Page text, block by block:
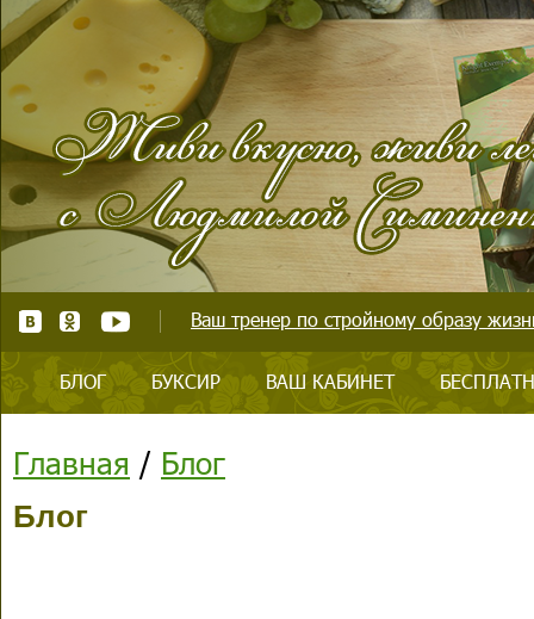
Ваш тренер по стройному образу
БЛОГ БУКСИР ВАШ КАБИНЕТ
Главная / Блог
Блог